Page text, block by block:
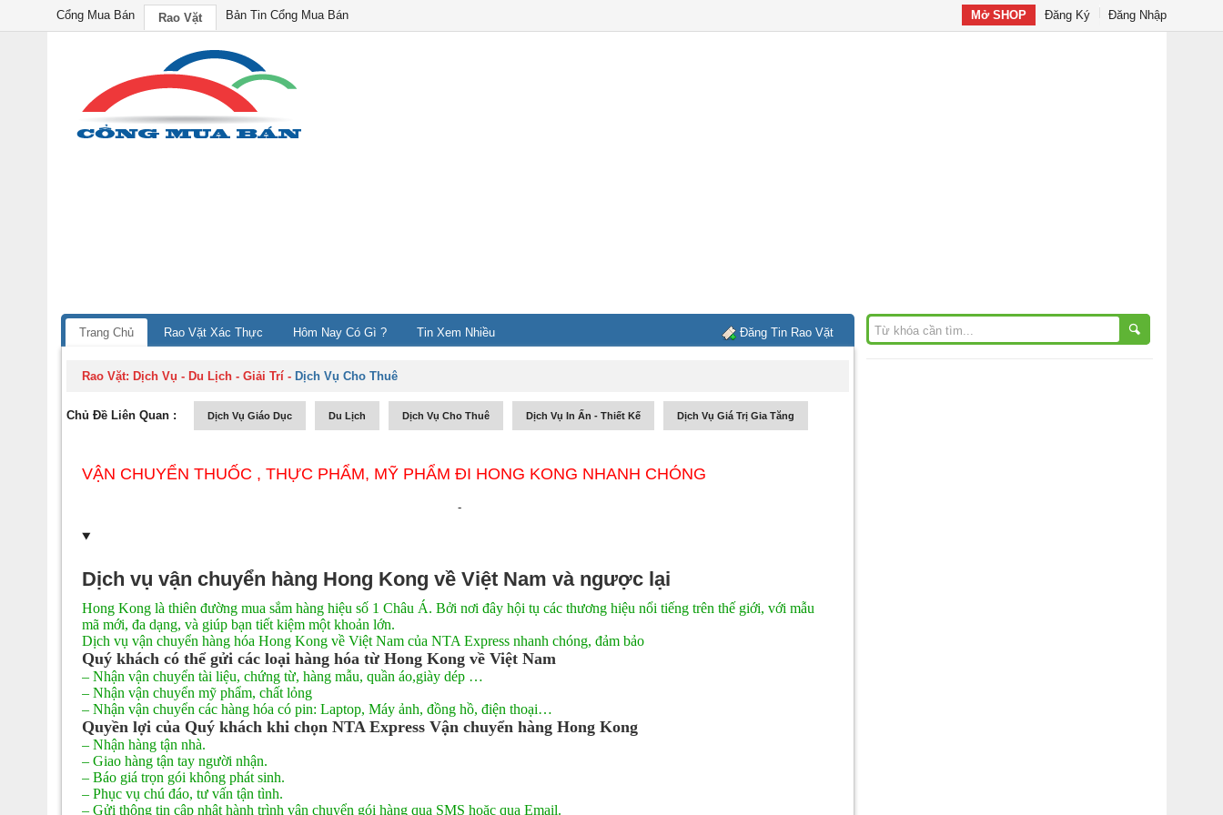
Cổng Mua Bán Rao Vặt Bản Tin Cổng Mua Bán Mở SHOP Đăng Ký Đăng Nhập
Trang Chủ Rao Vặt Xác Thực Hôm Nay Có Gì ? Tin Xem Nhiều Đăng Tin Rao Vặt
Rao Vặt: Dịch Vụ - Du Lịch - Giải Trí - Dịch Vụ Cho Thuê
Chủ Đề Liên Quan : Dịch Vụ Giáo Dục Du Lịch Dịch Vụ Cho Thuê Dịch Vụ In Ấn - Thiết Kế Dịch Vụ Giá Trị Gia Tăng
VẬN CHUYỂN THUỐC , THỰC PHẨM, MỸ PHẨM ĐI HONG KONG NHANH CHÓNG
-
Dịch vụ vận chuyển hàng Hong Kong về Việt Nam và ngược lại
Hong Kong là thiên đường mua sắm hàng hiệu số 1 Châu Á. Bởi nơi đây hội tụ các thương hiệu nổi tiếng trên thế giới, với mẫu
mã mới, đa dạng, và giúp bạn tiết kiệm một khoản lớn.
Dịch vụ vận chuyển hàng hóa Hong Kong về Việt Nam của NTA Express nhanh chóng, đảm bảo
Quý khách có thể gửi các loại hàng hóa từ Hong Kong về Việt Nam
– Nhận vận chuyển tài liệu, chứng từ, hàng mẫu, quần áo,giày dép …
– Nhận vận chuyển mỹ phẩm, chất lỏng
– Nhận vận chuyển các hàng hóa có pin: Laptop, Máy ảnh, đồng hồ, điện thoại…
Quyền lợi của Quý khách khi chọn NTA Express Vận chuyển hàng Hong Kong
– Nhận hàng tận nhà.
– Giao hàng tận tay người nhận.
– Báo giá trọn gói không phát sinh.
– Phục vụ chú đáo, tư vấn tận tình.
– Gửi thông tin cập nhật hành trình vận chuyển gói hàng qua SMS hoặc qua Email.